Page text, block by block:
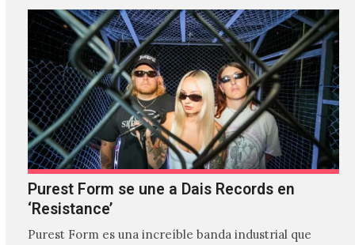
Purest Form se une a Dais Records en
‘Resistance’
Purest Form es una increíble banda industrial que